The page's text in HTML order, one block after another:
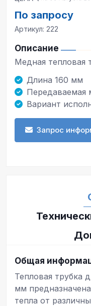
По запросу
Артикул: 222
Описание
Медная тепловая
Длина 160 мм
Передаваемая
Вариант
Запрос
Общая
Тепловая трубка
мм
тепла от